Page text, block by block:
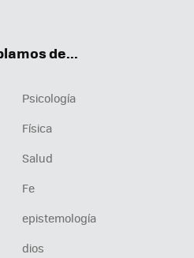
de...
Psicología
Física
Salud
Fe
epistemología
dios